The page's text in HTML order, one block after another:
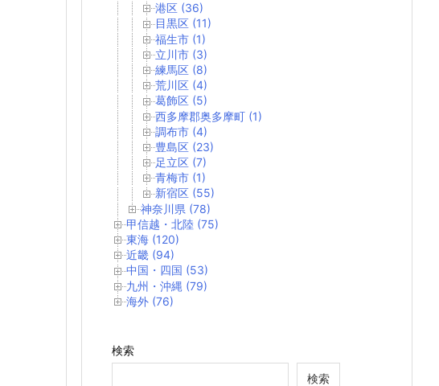
港区 (36)
目黒区 (11)
福生市 (1)
立川市 (3)
練馬区 (8)
荒川区 (4)
葛飾区 (5)
西多摩郡奥多摩町 (1)
調布市 (4)
豊島区 (23)
足立区 (7)
青梅市 (1)
新宿区 (55)
神奈川県 (78)
甲信越・北陸 (75)
東海 (120)
近畿 (94)
中国・四国 (53)
九州・沖縄 (79)
海外 (76)
検索
検索